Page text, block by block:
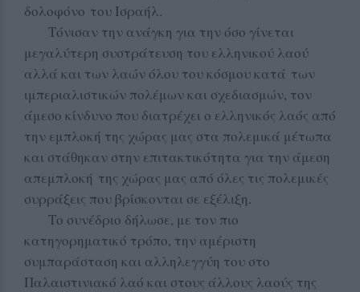
δολοφόνο του Ισραήλ.
Τόνισαν την ανάγκη για την όσο γίνεται
μεγαλύτερη συστράτευση του ελληνικού λαού
αλλά και των λαών όλου του κόσμου κατά των
ιμπεριαλιστικών πολέμων και σχεδιασμών, τον
άμεσο κίνδυνο που διατρέχει ο ελληνικός λαός από
την εμπλοκή της χώρας μας στα πολεμικά μέτωπα
και στάθηκαν στην επιτακτικότητα για την άμεση
απεμπλοκή της χώρας μας από όλες τις πολεμικές
συρράξεις που βρίσκονται σε εξέλιξη.
Το συνέδριο δήλωσε, με τον πιο
κατηγορηματικό τρόπο, την αμέριστη
συμπαράσταση και αλληλεγγύη του στο
Παλαιστινιακό λαό και στους άλλους λαούς της